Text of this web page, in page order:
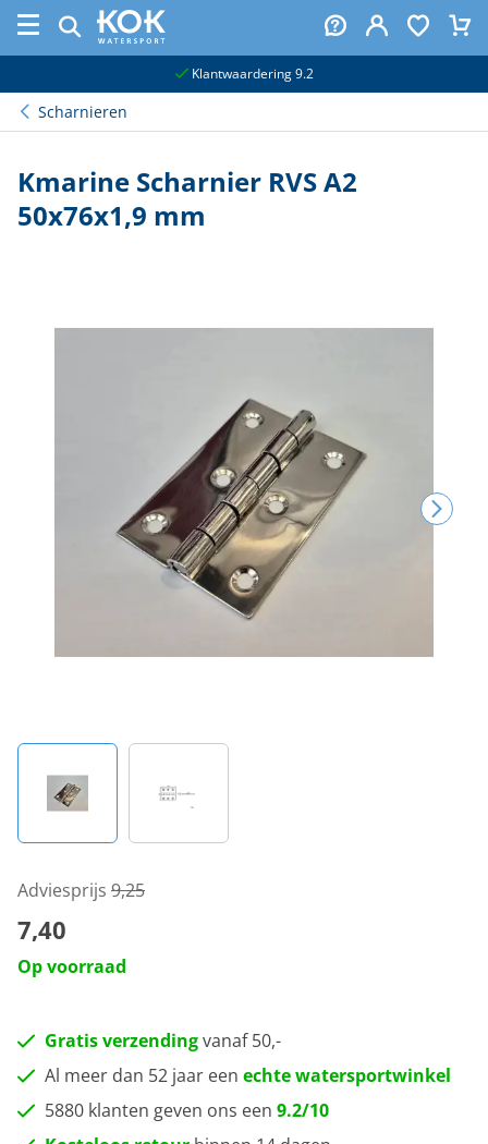
Klantwaardering 9.2
Scharnieren
Kmarine Scharnier RVS A2
50x76x1,9 mm
Adviesprijs 9,25
7,40
Op voorraad
Gratis verzendingvanaf 50,-
Al meer dan 52 jaar een echte watersportwinkel
5880 klanten geven ons een 9.2/10